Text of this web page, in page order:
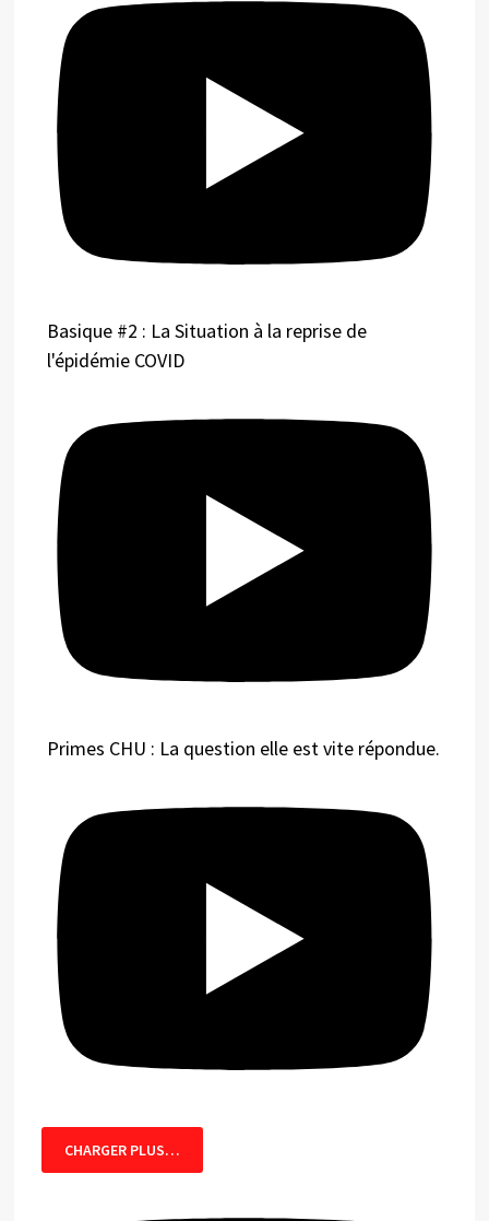
Basique #2 : La Situation à la reprise de
l'épidémie COVID
Primes CHU : La question elle est vite répondue.
CHARGER PLUS…